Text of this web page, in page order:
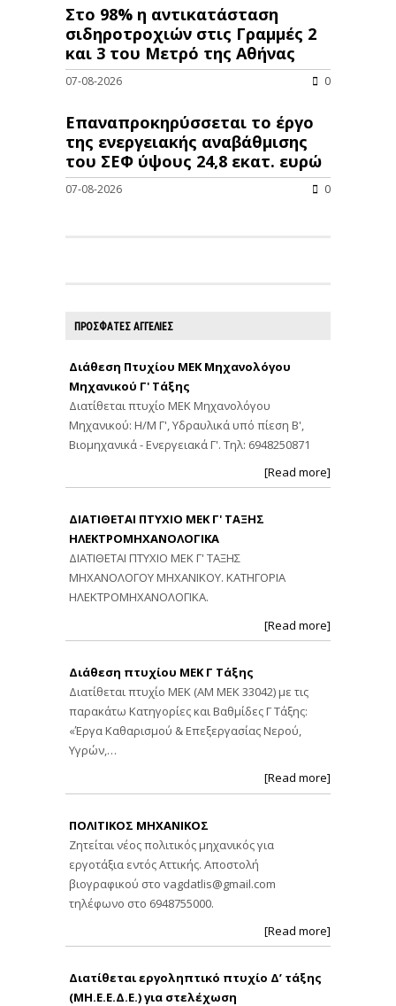
Στο 98% η αντικατάσταση
σιδηροτροχιών στις Γραμμές 2
και 3 του Μετρό της Αθήνας
07-08-2026 0
Επαναπροκηρύσσεται το έργο
της ενεργειακής αναβάθμισης
του ΣΕΦ ύψους 24,8 εκατ. ευρώ
07-08-2026 0
ΠΡΟΣΦΑΤΕΣ ΑΓΓΕΛΙΕΣ
Διάθεση Πτυχίου ΜΕΚ Μηχανολόγου
Μηχανικού Γ' Τάξης
Διατίθεται πτυχίο ΜΕΚ Μηχανολόγου
Μηχανικού: Η/Μ Γ', Υδραυλικά υπό πίεση Β',
Βιομηχανικά - Ενεργειακά Γ'. Τηλ: 6948250871
[Read more]
ΔΙΑΤΙΘΕΤΑΙ ΠΤΥΧΙΟ ΜΕΚ Γ' ΤΑΞΗΣ
ΗΛΕΚΤΡΟΜΗΧΑΝΟΛΟΓΙΚΑ
ΔΙΑΤΙΘΕΤΑΙ ΠΤΥΧΙΟ ΜΕΚ Γ' ΤΑΞΗΣ
ΜΗΧΑΝΟΛΟΓΟΥ ΜΗΧΑΝΙΚΟΥ. ΚΑΤΗΓΟΡΙΑ
ΗΛΕΚΤΡΟΜΗΧΑΝΟΛΟΓΙΚΑ.
[Read more]
Διάθεση πτυχίου ΜΕΚ Γ Τάξης
Διατίθεται πτυχίο ΜΕΚ (ΑΜ ΜΕΚ 33042) με τις
παρακάτω Κατηγορίες και Βαθμίδες Γ Τάξης:
«Έργα Καθαρισμού & Επεξεργασίας Νερού,
Υγρών,…
[Read more]
ΠΟΛΙΤΙΚΟΣ ΜΗΧΑΝΙΚΟΣ
Ζητείται νέος πολιτικός μηχανικός για
εργοτάξια εντός Αττικής. Αποστολή
βιογραφικού στο vagdatlis@gmail.com
τηλέφωνο στο 6948755000.
[Read more]
Διατίθεται εργοληπτικό πτυχίο Δ’ τάξης
(ΜΗ.Ε.Ε.Δ.Ε.) για στελέχωση